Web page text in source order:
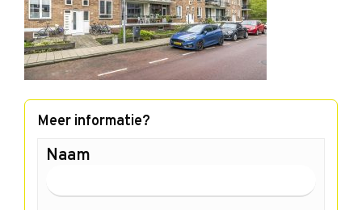
Meer informatie?
Naam